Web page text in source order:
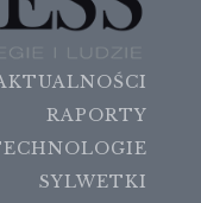
RAPORTY
SYLWETKI